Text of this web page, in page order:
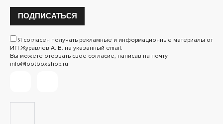
ПОДПИСАТЬСЯ
Я согласен получать рекламные и информационные материалы от
ИП Журавлев А. В. на указанный email.
Вы можете отозвать своё согласие, написав на почту
info@footboxshop.ru